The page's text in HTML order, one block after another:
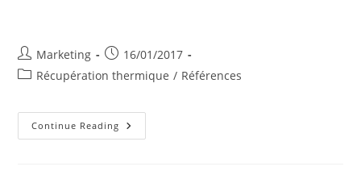
Post
author:
Marketing
Post
published:
16/01/2017
PostRécupération thermique / Références
Continue Reading Abattoirs
Marquet